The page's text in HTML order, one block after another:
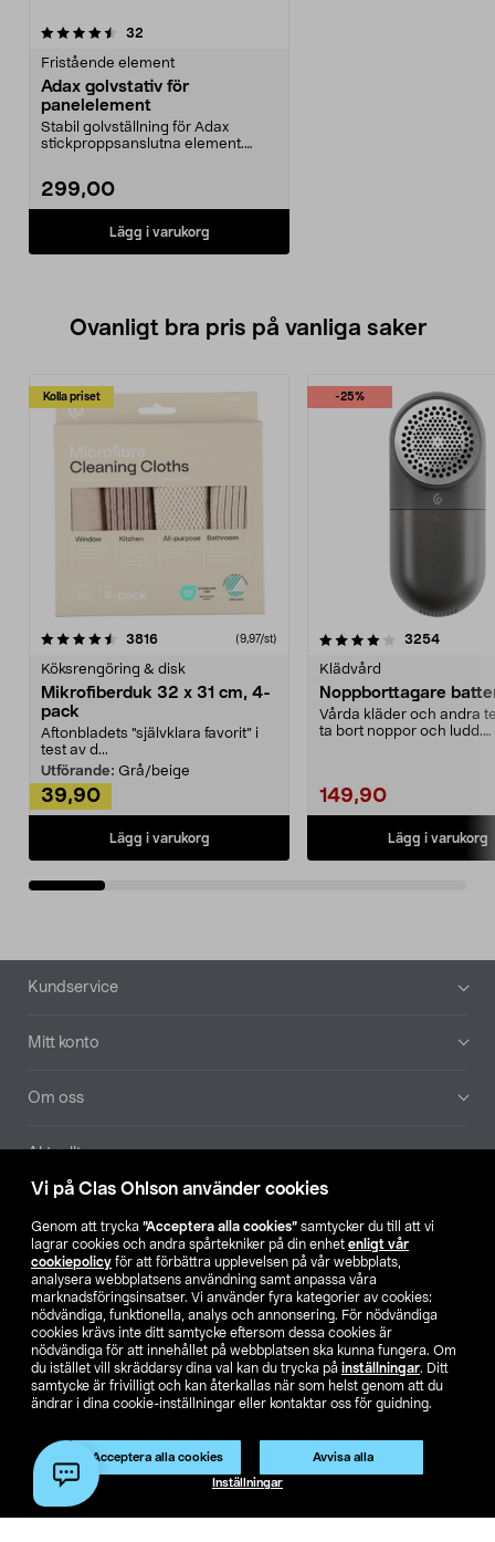
Vi på Clas Ohlson använder cookies
Genom att trycka ”Acceptera alla cookies” samtycker du till att vi
lagrar cookies och andra spårtekniker på din enhet enligt vår
cookiepolicy för att förbättra upplevelsen på vår webbplats,
analysera webbplatsens användning samt anpassa våra
marknadsföringsinsatser. Vi använder fyra kategorier av cookies:
nödvändiga, funktionella, analys och annonsering. För nödvändiga
cookies krävs inte ditt samtycke eftersom dessa cookies är
nödvändiga för att innehållet på webbplatsen ska kunna fungera. Om
du istället vill skräddarsy dina val kan du trycka på inställningar. Ditt
samtycke är frivilligt och kan återkallas när som helst genom att du
ändrar i dina cookie-inställningar eller kontaktar oss för guidning.
Acceptera alla cookies Avvisa alla
Inställningar
32
Fristående element
Adax golvstativ för
panelelement
Stabil golvställning för Adax
stickproppsanslutna element.
299,00
Lägg i varukorg
Ovanligt bra pris på vanliga saker
Kolla priset
3816recensioner (9,97/st)
Köksrengöring & disk
Mikrofiberduk 32 x 31 cm, 4-
pack
Aftonbladets "självklara favorit” i
test av d...
Utförande: Grå/beige
39,90
Lägg i varukorg
-25%
4.0av 5 stjärnor 3254
Klädvård
Noppborttagare
Vårda kläder och andra
ta bort noppor och ludd.
149,90
Lägg i varukorg
4.5av 5 stjärnor
Sidfot
Kundservice
Mitt konto
Om oss
Aktuellt
Hitta butik
SE NO FI
Köpvillkor Privacy statement Klubbvillkor
För företag
Ändra till priser exklusive moms